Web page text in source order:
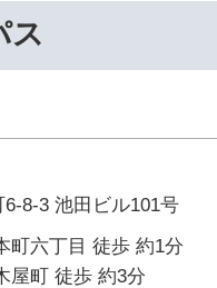
ス
8-3 池田ビル101号
町六丁目 徒歩 約1分
屋町 徒歩 約3分